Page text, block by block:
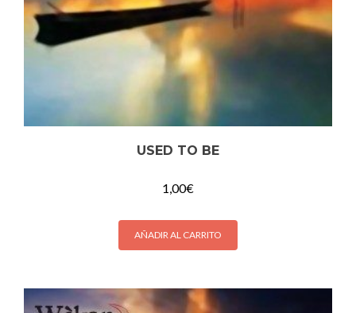
USED TO BE
1,00€
AÑADIR AL CARRITO